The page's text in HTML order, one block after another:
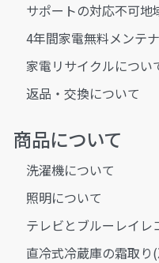
サポートの対応不可地
4年間家電無料メンテ
家電リサイクルについ
返品・交換について
商品について
洗濯機について
照明について
テレビとブルーレイレ
直冷式冷蔵庫の霜取り